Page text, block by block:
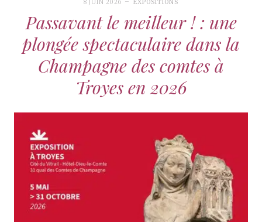
8 JUIN 2026 EXPOSITIONS
Passavant le meilleur ! : une
plongée spectaculaire dans la
Champagne des comtes à
Troyes en 2026